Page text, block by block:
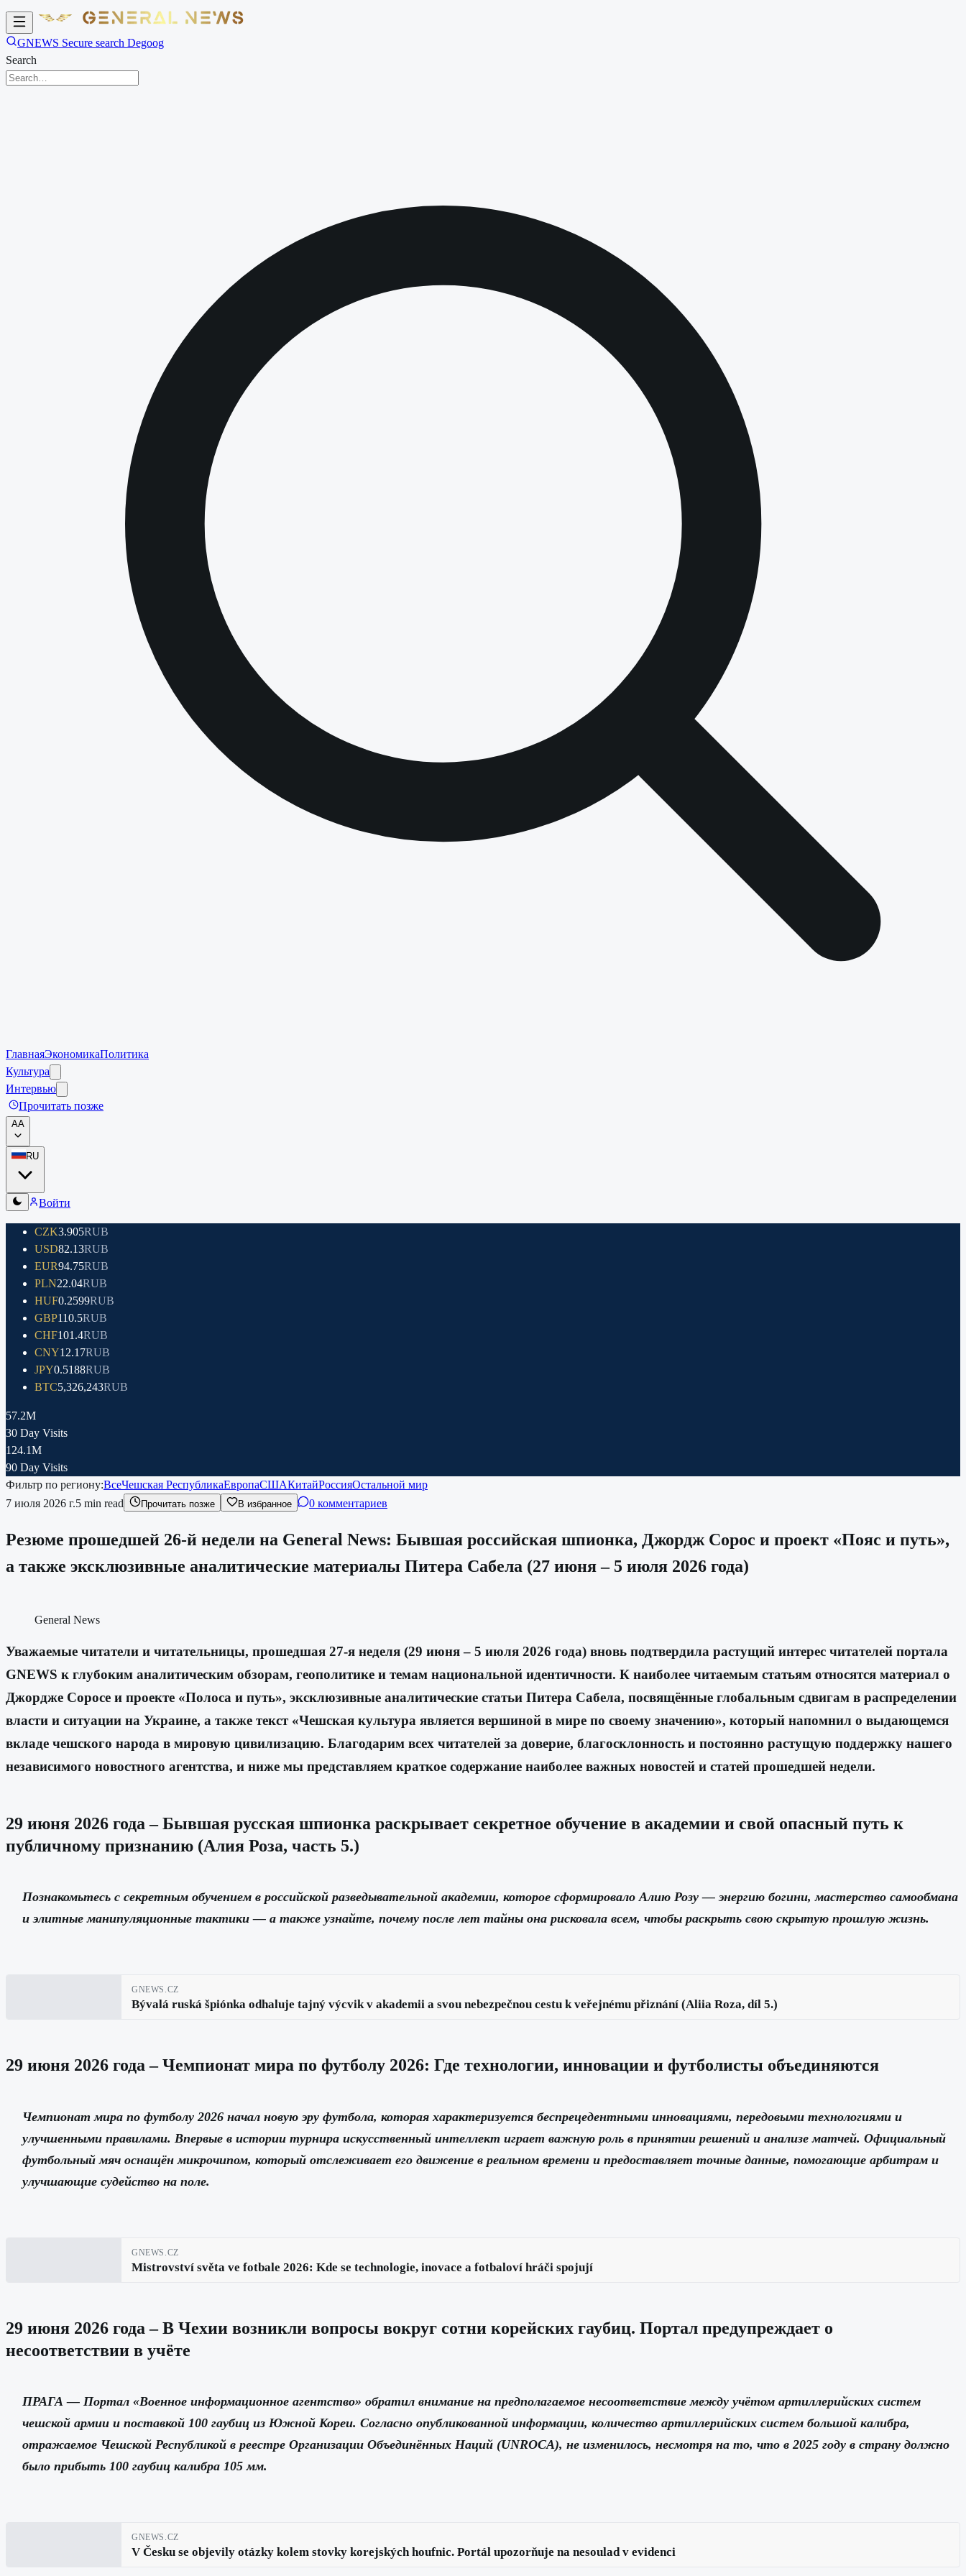
GNEWS Secure search Degoog
Search
ГлавнаяЭкономикаПолитика
Культура
Интервью
Прочитать позже
AA
RU
Войти
CZK3.905RUB
USD82.13RUB
EUR94.75RUB
PLN22.04RUB
HUF0.2599RUB
GBP110.5RUB
CHF101.4RUB
CNY12.17RUB
JPY0.5188RUB
BTC5,326,243RUB
57.2M
30 Day Visits
124.1M
90 Day Visits
Фильтр по региону:ВсеЧешская РеспубликаЕвропаСШАКитайРоссияОстальной мир
7 июля 2026 г.5 min read Прочитать позже В избранное 0 комментариев
Резюме прошедшей 26-й недели на General News: Бывшая российская шпионка, Джордж Сорос и проект «Пояс и путь»,
а также эксклюзивные аналитические материалы Питера Сабела (27 июня – 5 июля 2026 года)
General News
Уважаемые читатели и читательницы, прошедшая 27-я неделя (29 июня – 5 июля 2026 года) вновь подтвердила растущий интерес читателей портала
GNEWS к глубоким аналитическим обзорам, геополитике и темам национальной идентичности. К наиболее читаемым статьям относятся материал о
Джордже Соросе и проекте «Полоса и путь», эксклюзивные аналитические статьи Питера Сабела, посвящённые глобальным сдвигам в распределении
власти и ситуации на Украине, а также текст «Чешская культура является вершиной в мире по своему значению», который напомнил о выдающемся
вкладе чешского народа в мировую цивилизацию. Благодарим всех читателей за доверие, благосклонность и постоянно растущую поддержку нашего
независимого новостного агентства, и ниже мы представляем краткое содержание наиболее важных новостей и статей прошедшей недели.
29 июня 2026 года – Бывшая русская шпионка раскрывает секретное обучение в академии и свой опасный путь к
публичному признанию (Алия Роза, часть 5.)
Познакомьтесь с секретным обучением в российской разведывательной академии, которое сформировало Алию Розу — энергию богини, мастерство самообмана
и элитные манипуляционные тактики — а также узнайте, почему после лет тайны она рисковала всем, чтобы раскрыть свою скрытую прошлую жизнь.
GNEWS.CZ
Bývalá ruská špiónka odhaluje tajný výcvik v akademii a svou nebezpečnou cestu k veřejnému přiznání (Aliia Roza, díl 5.)
29 июня 2026 года – Чемпионат мира по футболу 2026: Где технологии, инновации и футболисты объединяются
Чемпионат мира по футболу 2026 начал новую эру футбола, которая характеризуется беспрецедентными инновациями, передовыми технологиями и
улучшенными правилами. Впервые в истории турнира искусственный интеллект играет важную роль в принятии решений и анализе матчей. Официальный
футбольный мяч оснащён микрочипом, который отслеживает его движение в реальном времени и предоставляет точные данные, помогающие арбитрам и
улучшающие судейство на поле.
GNEWS.CZ
Mistrovství světa ve fotbale 2026: Kde se technologie, inovace a fotbaloví hráči spojují
29 июня 2026 года – В Чехии возникли вопросы вокруг сотни корейских гаубиц. Портал предупреждает о
несоответствии в учёте
ПРАГА — Портал «Военное информационное агентство» обратил внимание на предполагаемое несоответствие между учётом артиллерийских систем
чешской армии и поставкой 100 гаубиц из Южной Кореи. Согласно опубликованной информации, количество артиллерийских систем большой калибра,
отражаемое Чешской Республикой в реестре Организации Объединённых Наций (UNROCA), не изменилось, несмотря на то, что в 2025 году в страну должно
было прибыть 100 гаубиц калибра 105 мм.
GNEWS.CZ
V Česku se objevily otázky kolem stovky korejských houfnic. Portál upozorňuje na nesoulad v evidenci